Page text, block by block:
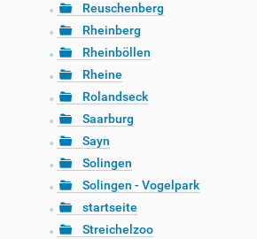
Reuschenberg
Rheinberg
Rheinböllen
Rheine
Rolandseck
Saarburg
Sayn
Solingen
Solingen - Vogelpark
startseite
Streichelzoo